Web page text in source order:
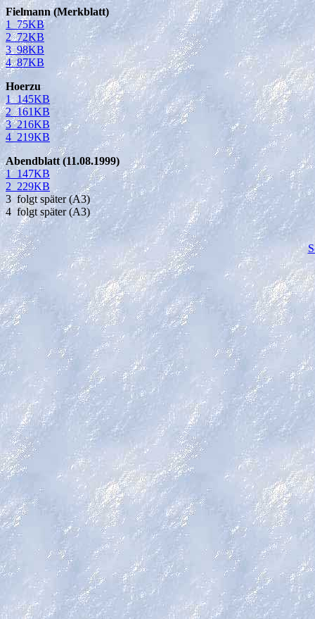
Fielmann (Merkblatt)
1 75KB
2 72KB
3 98KB
4 87KB
Hoerzu
1 145KB
2 161KB
3 216KB
4 219KB
Abendblatt (11.08.1999)
1 147KB
2 229KB
3 folgt später (A3)
4 folgt später (A3)